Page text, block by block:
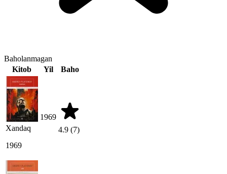
Baholanmagan
Kitob
Yil Baho
Xandaq
1969
1969
4.9 (7)